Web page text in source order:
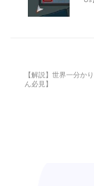
【解説】世界一分か
ん必見】